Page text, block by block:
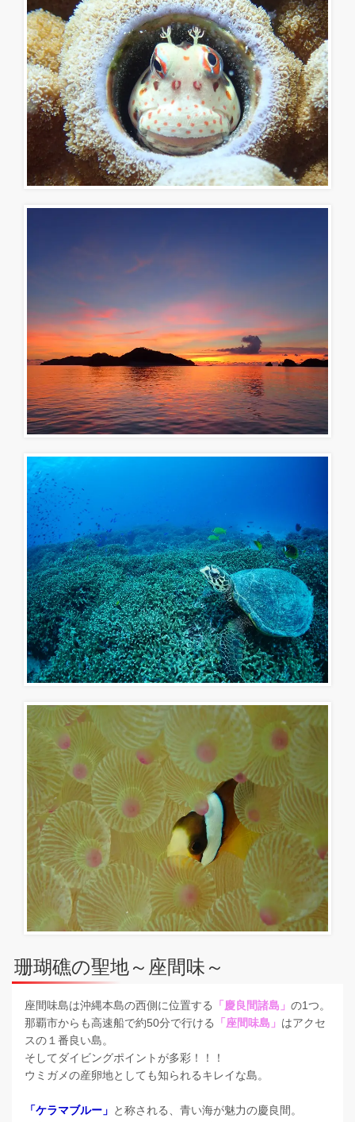
珊瑚礁の聖地～座間味～
座間味島は沖縄本島の西側に位置する 「慶良間諸島」 の1つ。
那覇市からも高速船で約50分で行ける
「座間味島」 はアクセ
スの１番良い島。
そしてダイビングポイントが多彩！！！
ウミガメの産卵地としても知られるキレイな島。
「ケラマブルー」 と称される、青い海が魅力の慶良間。